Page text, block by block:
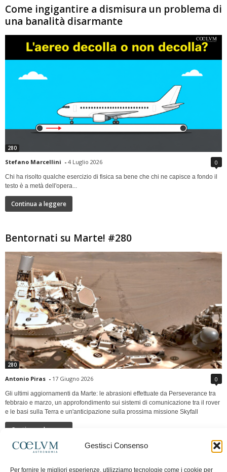
Gestisci Consenso
Per fornire le migliori esperienze, utilizziamo tecnologie come i cookie per
Come ingigantire a dismisura un problema di
una banalità disarmante
280
Stefano Marcellini - 4 Luglio 2026 0
Chi ha risolto qualche esercizio di fisica sa bene che chi ne capisce a fondo il
testo è a metà dell'opera...
Continua a leggere
Bentornati su Marte! #280
280
Antonio Piras - 17 Giugno 2026 0
Gli ultimi aggiornamenti da Marte: le abrasioni effettuate da Perseverance tra
febbraio e marzo, un approfondimento sui sistemi di comunicazione tra il rover
e le basi sulla Terra e un'anticipazione sulla prossima missione Skyfall
Continua a leggere